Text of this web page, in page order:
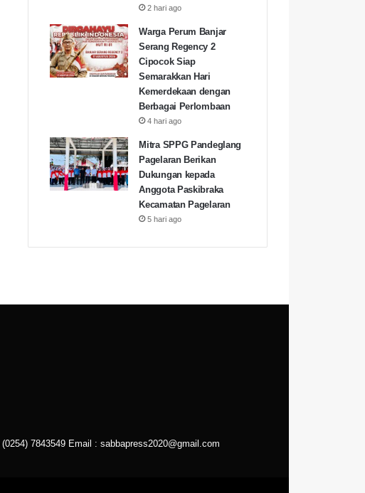
2 hari ago
Warga Perum Banjar
Serang Regency 2
Cipocok Siap
Semarakkan Hari
Kemerdekaan dengan
Berbagai Perlombaan
4 hari ago
Mitra SPPG Pandeglang
Pagelaran Berikan
Dukungan kepada
Anggota Paskibraka
Kecamatan Pagelaran
5 hari ago
(0254) 7843549 Email : sabbapress2020@gmail.com